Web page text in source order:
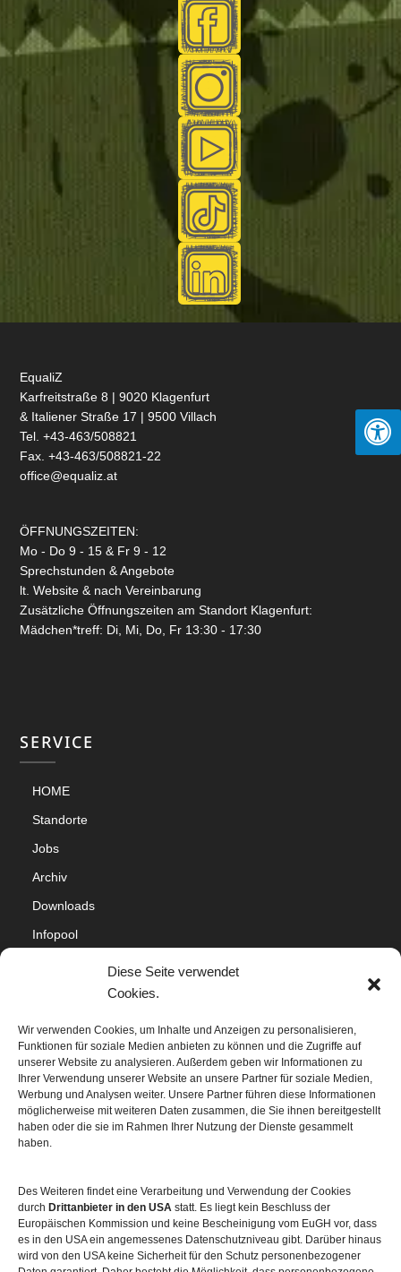
Diese Seite verwendet
Cookies.
Wir verwenden Cookies, um Inhalte und Anzeigen zu personalisieren,
Funktionen für soziale Medien anbieten zu können und die Zugriffe auf
unserer Website zu analysieren. Außerdem geben wir Informationen zu
Ihrer Verwendung unserer Website an unsere Partner für soziale Medien,
Werbung und Analysen weiter. Unsere Partner führen diese Informationen
möglicherweise mit weiteren Daten zusammen, die Sie ihnen bereitgestellt
haben oder die sie im Rahmen Ihrer Nutzung der Dienste gesammelt
haben.
Des Weiteren findet eine Verarbeitung und Verwendung der Cookies
durch Drittanbieter in den USA statt. Es liegt kein Beschluss der
Europäischen Kommission und keine Bescheinigung vom EuGH vor, dass
es in den USA ein angemessenes Datenschutzniveau gibt. Darüber hinaus
wird von den USA keine Sicherheit für den Schutz personenbezogener
EqualiZ
Karfreitstraße 8 | 9020 Klagenfurt
& Italiener Straße 17 | 9500 Villach
Tel. +43-463/508821
Fax. +43-463/508821-22
office@equaliz.at
ÖFFNUNGSZEITEN:
Mo - Do 9 - 15 & Fr 9 - 12
Sprechstunden & Angebote
lt. Website & nach Vereinbarung
Zusätzliche Öffnungszeiten am Standort Klagenfurt:
Mädchen*treff: Di, Mi, Do, Fr 13:30 - 17:30
SERVICE
HOME
Standorte
Jobs
Archiv
Downloads
Infopool
Sitemap